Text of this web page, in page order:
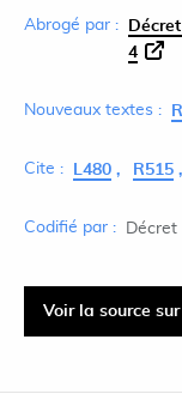
Abrogé par :
4
Nouveaux textes :
Cite : L480 R515
Codifié par : Décret
Voir la source